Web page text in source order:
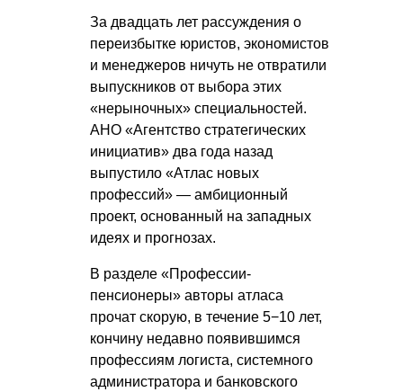
За двадцать лет рассуждения о
переизбытке юристов, экономистов
и менеджеров ничуть не отвратили
выпускников от выбора этих
«нерыночных» специальностей.
АНО «Агентство стратегических
инициатив» два года назад
выпустило «Атлас новых
профессий» — амбиционный
проект, основанный на западных
идеях и прогнозах.
В разделе «Профессии-
пенсионеры» авторы атласа
прочат скорую, в течение 5−10 лет,
кончину недавно появившимся
профессиям логиста, системного
администратора и банковского